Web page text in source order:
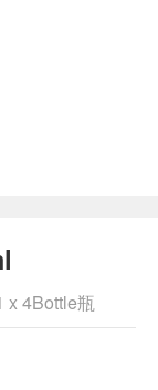
x 4Bottle瓶